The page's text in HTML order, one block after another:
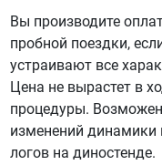
Вы производите
пробной поездки,
устраивают все
Цена не вырастет в
процедуры.
изменений динамики
логов на диностенде.